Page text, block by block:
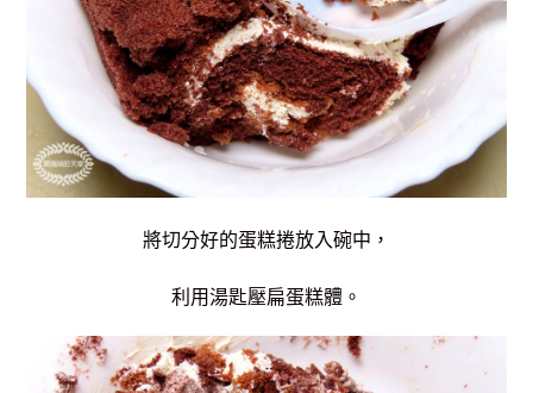
將切分好的蛋糕捲放入碗中，
利用湯匙壓扁蛋糕體。